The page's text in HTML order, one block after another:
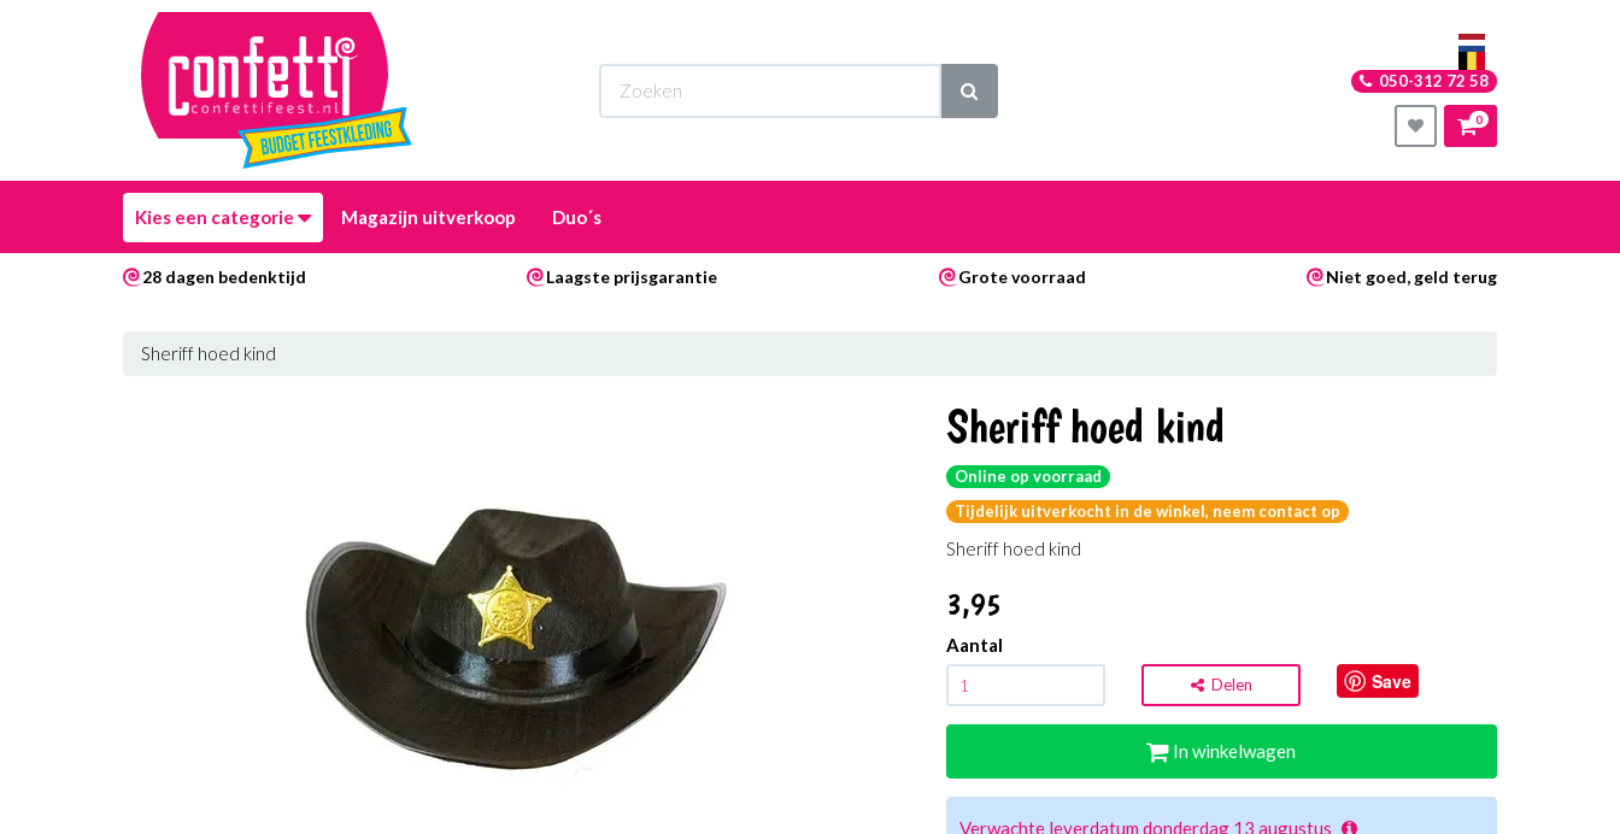
050-312 72 58
0
Kies een categorie Magazijn uitverkoop Duo´s
28 dagen bedenktijd Laagste prijsgarantie Grote voorraad Niet goed, geld terug
Sheriff hoed kind
Sheriff hoed kind
Online op voorraad
Tijdelijk uitverkocht in de winkel, neem contact op
Sheriff hoed kind
3,95
Aantal
Delen Save
In winkelwagen
Verwachte leverdatum donderdag 13 augustus